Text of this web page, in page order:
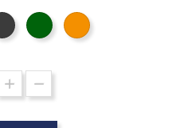
GRIS VERDE NARANJA